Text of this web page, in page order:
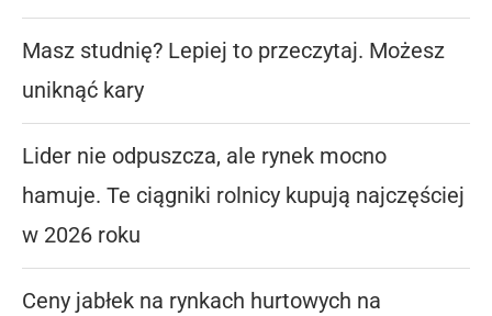
Masz studnię? Lepiej to przeczytaj. Możesz
uniknąć kary
Lider nie odpuszcza, ale rynek mocno
hamuje. Te ciągniki rolnicy kupują najczęściej
w 2026 roku
Ceny jabłek na rynkach hurtowych na